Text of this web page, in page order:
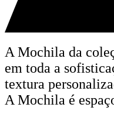
A Mochila da
em toda a
textura
A Mochila é